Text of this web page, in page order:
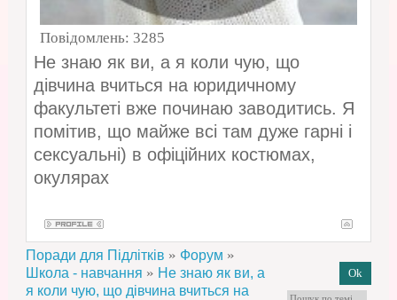
Повідомлень: 3285
Не знаю як ви, а я коли чую, що
дівчина вчиться на юридичному
факультеті вже починаю заводитись. Я
помітив, що майже всі там дуже гарні і
сексуальні) в офіційних костюмах,
окулярах
Поради для Підлітків » Форум »
Школа - навчання » Не знаю як ви, а
я коли чую, що дівчина вчиться на